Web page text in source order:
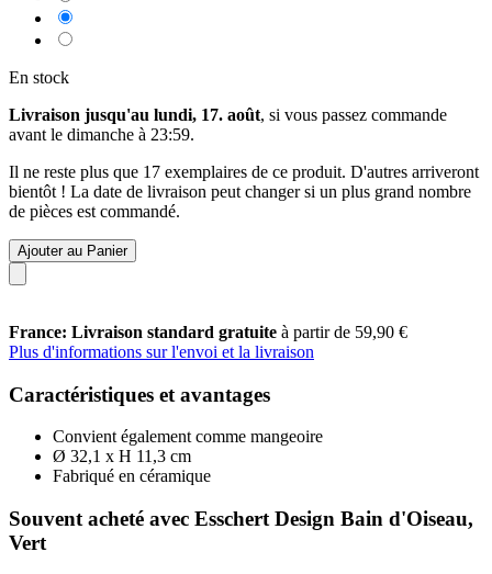
En stock
Livraison jusqu'au lundi, 17. août, si vous passez commande
avant le dimanche à 23:59.
Il ne reste plus que 17 exemplaires de ce produit. D'autres arriveront
bientôt ! La date de livraison peut changer si un plus grand nombre
de pièces est commandé.
Ajouter au Panier
France: Livraison standard gratuite à partir de 59,90 €
Plus d'informations sur l'envoi et la livraison
Caractéristiques et avantages
Convient également comme mangeoire
Ø 32,1 x H 11,3 cm
Fabriqué en céramique
Souvent acheté avec Esschert Design Bain d'Oiseau,
Vert